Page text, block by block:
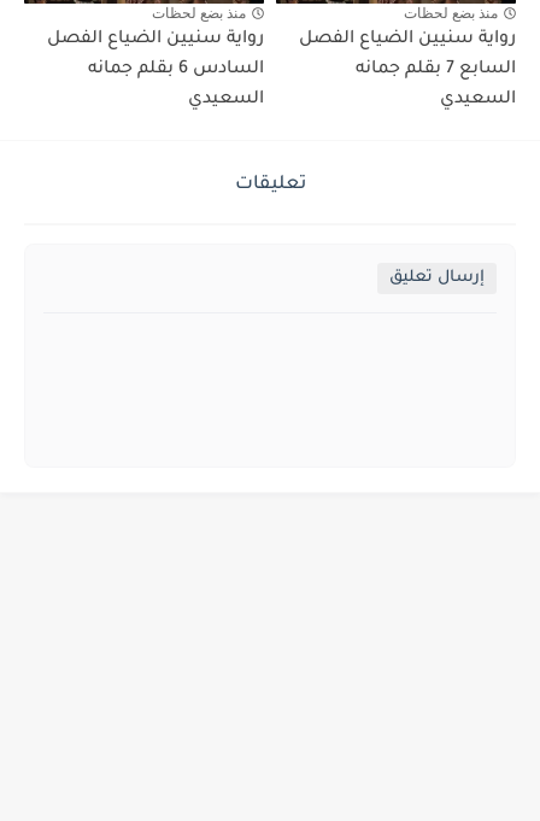
منذ بضع لحظات
رواية سنيين الضياع الفصل
السابع 7 بقلم جمانه
السعيدي
منذ بضع لحظات
رواية سنيين الضياع الفصل
السادس 6 بقلم جمانه
السعيدي
تعليقات
إرسال تعليق